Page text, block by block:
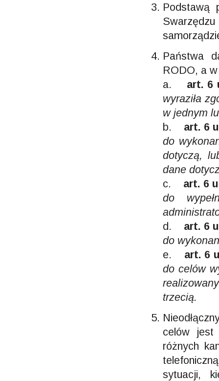
Podstawą
Państwa
RODO, a
a. art. 6
wyraziła
w jednym
b. art. 6
do
dotyczą,
dane
c. art. 6
do
d. art. 6
do
e. art. 6
do celów
trzecią.
celów jest
różnych
sytuacji,